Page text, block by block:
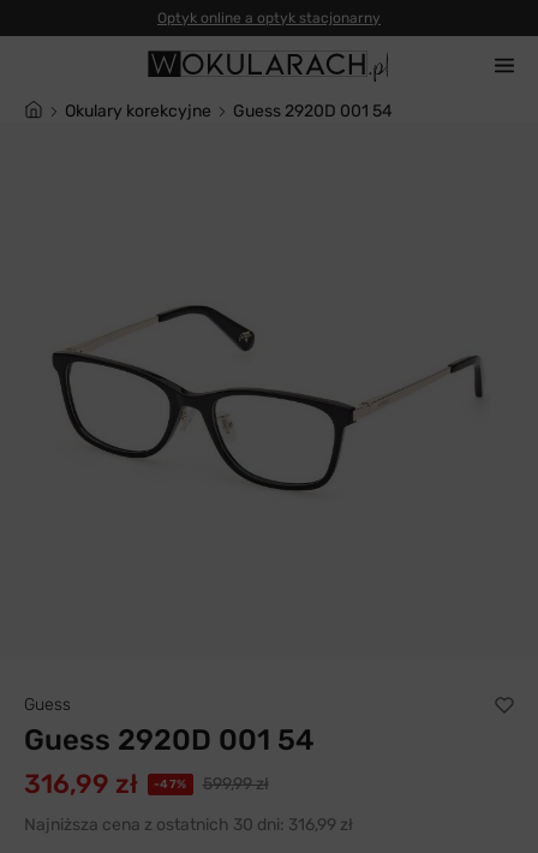
Okulary korekcyjne Guess 2920D 001 54
Guess
Guess 2920D 001 54
316,99 zł -47%
599,99 zł
Najniższa cena z ostatnich 30 dni: 316,99 zł